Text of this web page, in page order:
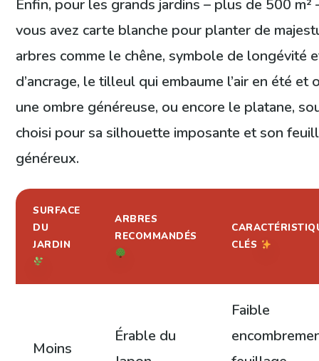
Enfin, pour les grands jardins – plus de 500 m²
vous avez carte blanche pour planter de
arbres comme le chêne, symbole de longévité
d’ancrage, le tilleul qui embaume l’air en été et
une ombre généreuse, ou encore le platane,
choisi pour sa silhouette imposante et son
généreux.
SURFACE
DU
JARDIN
ARBRES
RECOMMANDÉS
CLÉS
Moins
Érable du
Faible